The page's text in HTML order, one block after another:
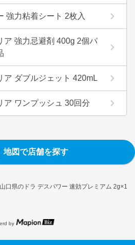
山口県のドラ デスパワー 速効プレミアム 2g×16
強力粘着シート 2枚入
ア 強力忌避剤 400g 2個パ
ア ダブルジェット 420mL
ア ワンプッシュ 30回分
地図で店舗を探す
by